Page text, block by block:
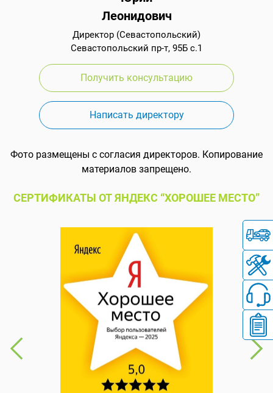
Леонидович
Директор (Севастопольский)
Севастопольский пр-т, 95Б с.1
Получить консультацию
Написать директору
Фото размещены с согласия директоров. Копирование
материалов запрещено.
СЕРТИФИКАТЫ ОТ ЯНДЕКС “ХОРОШЕЕ МЕСТО”